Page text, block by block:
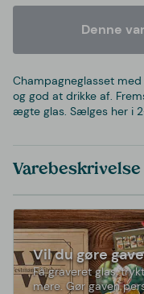
Denne
Champagneglasset
og god at drikke af.
ægte glas. Sælges her i
Varebeskrivelse
Vil du gøre
Få graveret glas,
mere. Gør gaven